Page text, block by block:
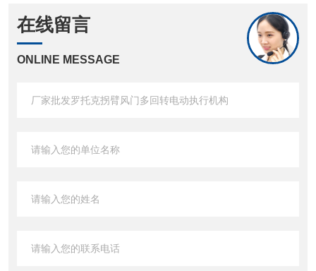
在线留言
ONLINE MESSAGE